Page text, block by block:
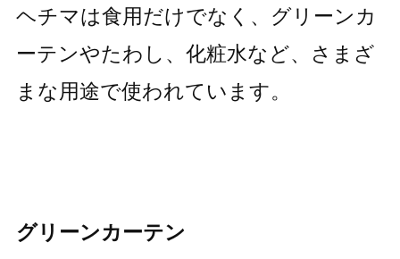
ヘチマは食用だけでなく、グリーンカ
ーテンやたわし、化粧水など、さまざ
まな用途で使われています。
グリーンカーテン